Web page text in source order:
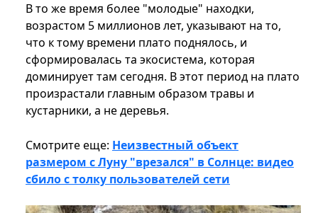
В то же время более "молодые" находки,
возрастом 5 миллионов лет, указывают на то,
что к тому времени плато поднялось, и
сформировалась та экосистема, которая
доминирует там сегодня. В этот период на плато
произрастали главным образом травы и
кустарники, а не деревья.
Смотрите еще: Неизвестный объект
размером с Луну "врезался" в Солнце: видео
сбило с толку пользователей сети